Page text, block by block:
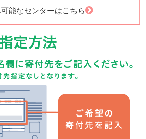
能なセンターはこちら